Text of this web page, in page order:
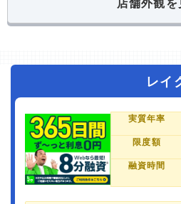
店舗外観を
レイ
実質年率
限度額
融資時間